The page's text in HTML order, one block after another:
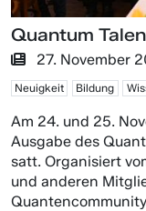
Quantum
27. November
Neuigkeit Bildung
Am 24. und 25.
Ausgabe des
satt. Organisiert
und anderen